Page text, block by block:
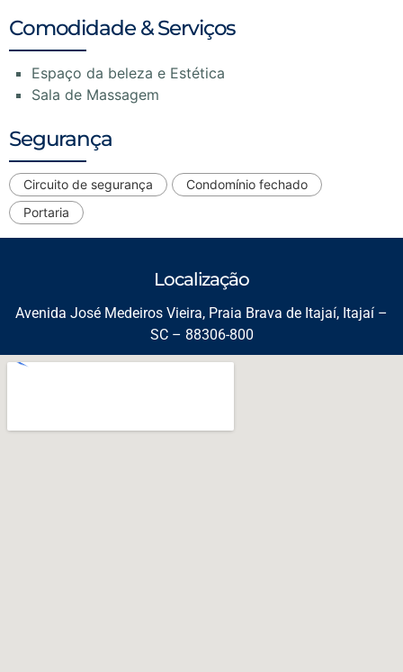
Comodidade & Serviços
Espaço da beleza e Estética
Sala de Massagem
Segurança
Circuito de segurança
Condomínio fechado
Portaria
Localização
Avenida José Medeiros Vieira, Praia Brava de Itajaí, Itajaí –
SC – 88306-800